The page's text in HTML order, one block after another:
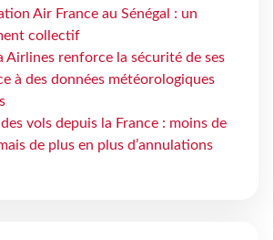
Air France au Sénégal : un
collectif
Airlines renforce la sécurité de ses
à des données météorologiques
vols depuis la France : moins de
de plus en plus d’annulations